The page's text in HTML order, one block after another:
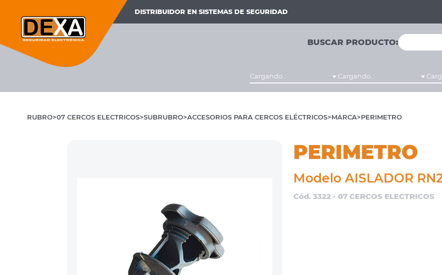
DISTRIBUIDOR EN SISTEMAS DE SEGURIDAD
BUSCAR PRODUCTO:
Cargando... Cargando...
RUBRO 07 CERCOS ELECTRICOS SUBRUBRO ACCESORIOS PARA CERCOS ELÉCTRICOS MARCA PERIMETRO
PERIMETRO
Modelo AISLADOR
Cód. 3322 - 07 CERCOS ELECTRICOS